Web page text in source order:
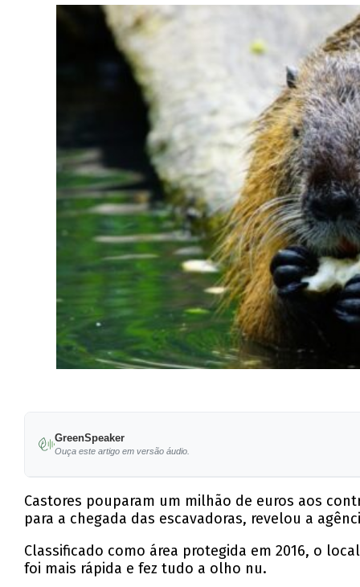
GreenSpeaker
Ouça este artigo em versão áudio.
Castores pouparam um milhão de euros aos
para a chegada das escavadoras, revelou a
Classificado como área protegida em 2016, o
foi mais rápida e fez tudo a olho nu.